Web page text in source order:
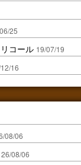
25
コール 19/07/19
16
08/06
26/08/06